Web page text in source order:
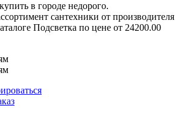
в городе недорого.
сантехники от производителя
Подсветка по цене от 24200.00